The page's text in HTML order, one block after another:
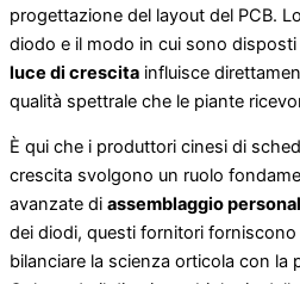
progettazione del layout del PCB.
diodo e il modo in cui sono disposti
luce di crescita influisce
qualità spettrale che le piante
È qui che i produttori cinesi di
crescita svolgono un ruolo
avanzate di assemblaggio
dei diodi, questi fornitori
bilanciare la scienza orticola con la